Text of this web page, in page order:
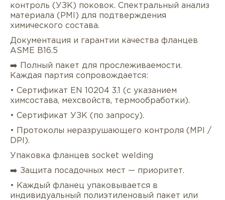
контроль (УЗК) поковок. Спектральный анализ
материала (PMI) для подтверждения
химического состава.
Документация и гарантии качества фланцев
ASME B16.5
➡️ Полный пакет для прослеживаемости.
Каждая партия сопровождается:
• Сертификат EN 10204 3.1 (с указанием
химсостава, мехсвойств, термообработки).
• Сертификат УЗК (по запросу).
• Протоколы неразрушающего контроля (MPI /
DPI).
Упаковка фланцев socket welding
➡️ Защита посадочных мест — приоритет.
• Каждый фланец упаковывается в
индивидуальный полиэтиленовый пакет или